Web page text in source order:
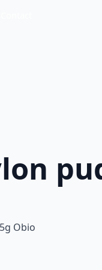
Obio